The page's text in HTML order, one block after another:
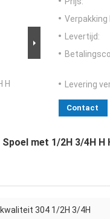
H
Verpakking
Levertijd:
Levering
Contact
met 1/2H 3/4H
304 1/2H 3/4H